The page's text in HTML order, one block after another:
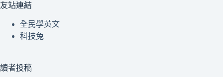
友站連結
全民學英文
科技兔
讀者投稿